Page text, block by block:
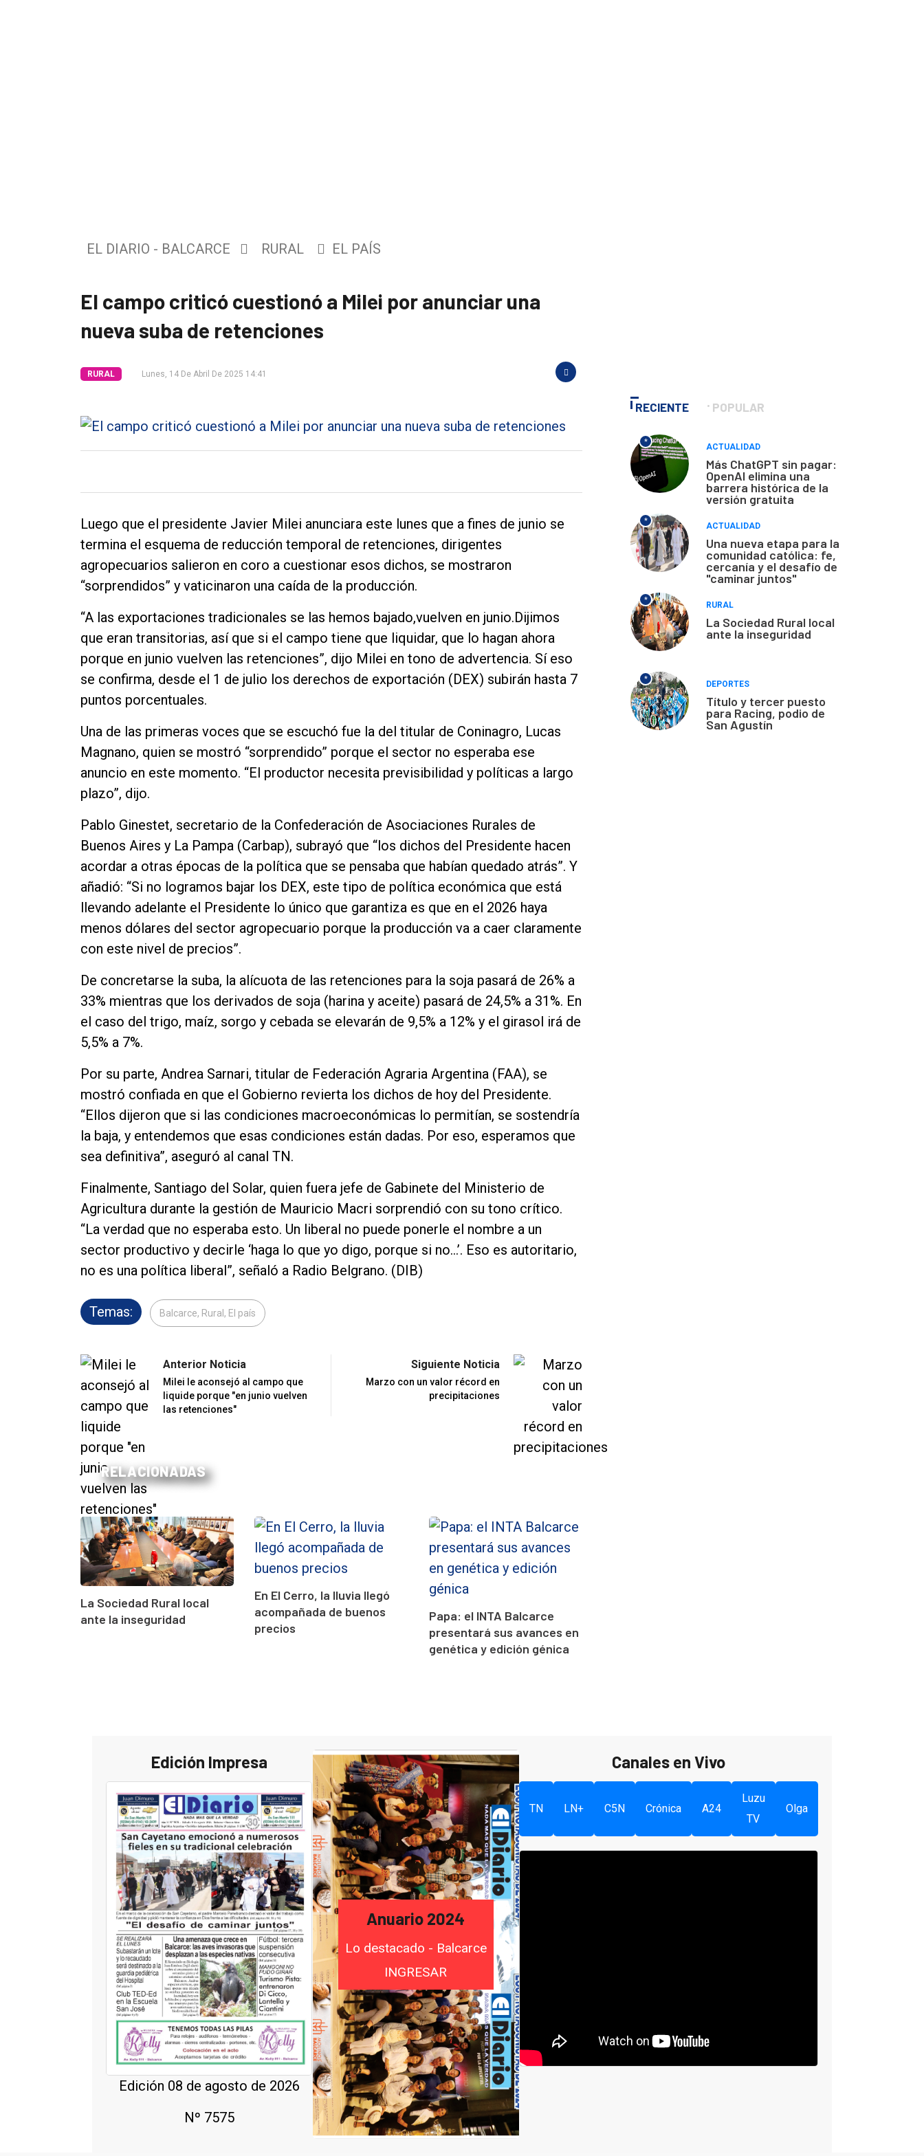
Tendencia
Fúnebres
Nosotros
Contacto
EL DIARIO - BALCARCE RURAL EL PAÍS
El campo criticó cuestionó a Milei por anunciar una
nueva suba de retenciones
RURAL Lunes, 14 De Abril De 2025 14:41
Luego que el presidente Javier Milei anunciara este lunes que a fines de junio se
termina el esquema de reducción temporal de retenciones, dirigentes
agropecuarios salieron en coro a cuestionar esos dichos, se mostraron
“sorprendidos” y vaticinaron una caída de la producción.
“A las exportaciones tradicionales se las hemos bajado,vuelven en junio.Dijimos
que eran transitorias, así que si el campo tiene que liquidar, que lo hagan ahora
porque en junio vuelven las retenciones”, dijo Milei en tono de advertencia. Sí eso
se confirma, desde el 1 de julio los derechos de exportación (DEX) subirán hasta 7
puntos porcentuales.
Una de las primeras voces que se escuchó fue la del titular de Coninagro, Lucas
Magnano, quien se mostró “sorprendido” porque el sector no esperaba ese
anuncio en este momento. “El productor necesita previsibilidad y políticas a largo
plazo”, dijo.
Pablo Ginestet, secretario de la Confederación de Asociaciones Rurales de
Buenos Aires y La Pampa (Carbap), subrayó que “los dichos del Presidente hacen
acordar a otras épocas de la política que se pensaba que habían quedado atrás”. Y
añadió: “Si no logramos bajar los DEX, este tipo de política económica que está
llevando adelante el Presidente lo único que garantiza es que en el 2026 haya
menos dólares del sector agropecuario porque la producción va a caer claramente
con este nivel de precios”.
De concretarse la suba, la alícuota de las retenciones para la soja pasará de 26% a
33% mientras que los derivados de soja (harina y aceite) pasará de 24,5% a 31%. En
el caso del trigo, maíz, sorgo y cebada se elevarán de 9,5% a 12% y el girasol irá de
5,5% a 7%.
Por su parte, Andrea Sarnari, titular de Federación Agraria Argentina (FAA), se
mostró confiada en que el Gobierno revierta los dichos de hoy del Presidente.
“Ellos dijeron que si las condiciones macroeconómicas lo permitían, se sostendría
la baja, y entendemos que esas condiciones están dadas. Por eso, esperamos que
sea definitiva”, aseguró al canal TN.
Finalmente, Santiago del Solar, quien fuera jefe de Gabinete del Ministerio de
Agricultura durante la gestión de Mauricio Macri sorprendió con su tono crítico.
“La verdad que no esperaba esto. Un liberal no puede ponerle el nombre a un
sector productivo y decirle ‘haga lo que yo digo, porque si no…’. Eso es autoritario,
no es una política liberal”, señaló a Radio Belgrano. (DIB)
Temas: Balcarce, Rural, El país
Anterior Noticia
Milei le aconsejó al campo que
liquide porque "en junio vuelven
las retenciones"
Siguiente Noticia
Marzo con un valor récord en
precipitaciones
RELACIONADAS
La Sociedad Rural local
ante la inseguridad
En El Cerro, la lluvia llegó
acompañada de buenos
precios
Papa: el INTA Balcarce
presentará sus avances en
genética y edición génica
RECIENTE POPULAR
*
ACTUALIDAD
Más ChatGPT sin pagar:
OpenAI elimina una
barrera histórica de la
versión gratuita
*
ACTUALIDAD
Una nueva etapa para la
comunidad católica: fe,
cercanía y el desafío de
"caminar juntos"
*
RURAL
La Sociedad Rural local
ante la inseguridad
*
DEPORTES
Título y tercer puesto
para Racing, podio de
San Agustín
Edición Impresa
Edición 08 de agosto de 2026
Nº 7575
Anuario 2024
Lo destacado - Balcarce
INGRESAR
Canales en Vivo
TN LN+ C5N Crónica A24
Luzu
TV
Olga